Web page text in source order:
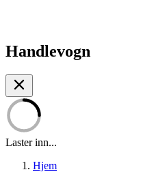
Handlevogn
Laster inn...
Hjem